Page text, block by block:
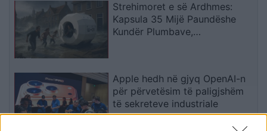
Strehimoret e së Ardhmes:
Kapsula 35 Mijë Paundëshe
Kundër Plumbave,
Apple hedh në gjyq OpenAI-n
për përvetësim të paligjshëm
të sekreteve industriale